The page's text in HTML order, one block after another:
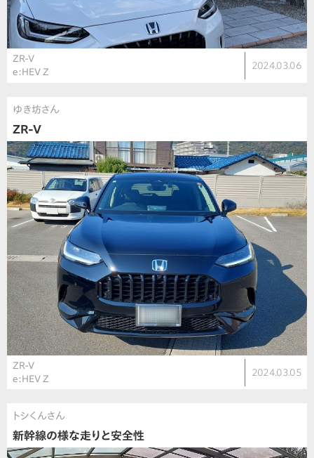
ZR-V
e:HEV Z
2024.03.06
ゆき坊さん
ZR-V
ZR-V
e:HEV Z
2024.03.05
トシくんさん
新幹線の様な走りと安全性